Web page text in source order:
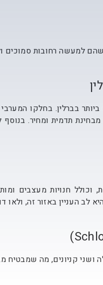
שהם למעשה רחובות
בברלין. בחלקו
מבחינת תדמית ומחיר.
וכולל חנויות מעצבים
לב העניין באזור זה, ולאו
ושני קניונים, מה